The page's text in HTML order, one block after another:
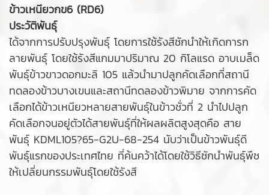
ข้าวเหนียวกข6 (RD6)
ประวัติพันธุ์
ได้จากการปรับปรุงพันธุ์ โดยการใช้รังสีชักนำให้เกิดการก
ลายพันธุ์ โดยใช้รังสีแกมมาปริมาณ 20 กิโลแรด อาบเมล็ด
พันธุ์ข้าวขาวดอกมะลิ 105 แล้วนำมาปลูกคัดเลือกที่สถานี
ทดลองข้าวบางเขนและสถานีทดลองข้าวพิมาย จากการคัด
เลือกได้ข้าวเหนียวหลายสายพันธุ์ในข้าวชั่วที่ 2 นำไปปลูก
คัดเลือกจนอยู่ตัวได้สายพันธุ์ที่ให้ผลผลิตสูงสุดคือ สาย
พันธุ์ KDML105?65-G2U-68-254 นับว่าเป็นข้าวพันธุ์ดี
พันธุ์แรกของประเทศไทย ที่ค้นคว้าได้โดยใช้วิธีชักนำพันธุ์พืช
ให้เปลี่ยนกรรมพันธุ์โดยใช้รังสี